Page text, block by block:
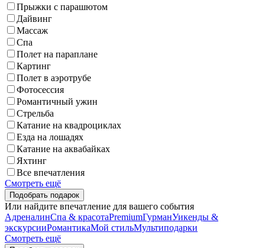
Прыжки с парашютом
Дайвинг
Массаж
Спа
Полет на параплане
Картинг
Полет в аэротрубе
Фотосессия
Романтичный ужин
Стрельба
Катание на квадроциклах
Езда на лошадях
Катание на аквабайках
Яхтинг
Все впечатления
Смотреть ещё
Или найдите впечатление для вашего события
АдреналинСпа & красотаPremiumГурманУикенды &
экскурсииРомантикаМой стильМультиподарки
Смотреть ещё